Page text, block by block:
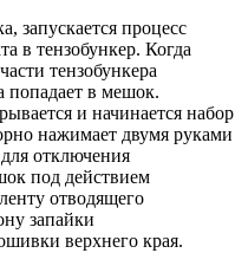
запускается процесс
в тензобункер. Когда
тензобункера
попадает в мешок.
и начинается набор
нажимает двумя руками
отключения
под действием
отводящего
запайки
верхнего края.